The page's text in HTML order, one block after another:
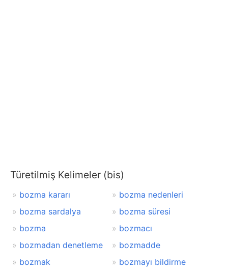
Türetilmiş Kelimeler (bis)
bozma kararı
bozma nedenleri
bozma sardalya
bozma süresi
bozma
bozmacı
bozmadan denetleme
bozmadde
bozmak
bozmayı bildirme